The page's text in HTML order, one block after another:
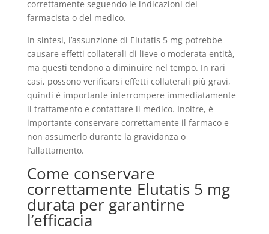
correttamente seguendo le indicazioni del
farmacista o del medico.
In sintesi, l’assunzione di Elutatis 5 mg potrebbe
causare effetti collaterali di lieve o moderata entità,
ma questi tendono a diminuire nel tempo. In rari
casi, possono verificarsi effetti collaterali più gravi,
quindi è importante interrompere immediatamente
il trattamento e contattare il medico. Inoltre, è
importante conservare correttamente il farmaco e
non assumerlo durante la gravidanza o
l’allattamento.
Come conservare
correttamente Elutatis 5 mg
durata per garantirne
l’efficacia